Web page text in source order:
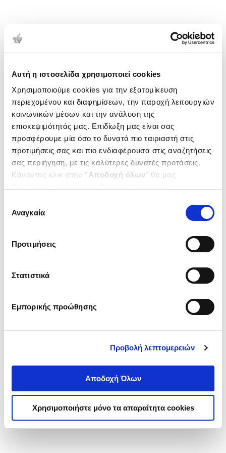
Αυτή η ιστοσελίδα χρησιμοποιεί cookies
Χρησιμοποιούμε cookies για την εξατομίκευση
περιεχομένου και διαφημίσεων, την παροχή λειτουργιών
κοινωνικών μέσων και την ανάλυση της
επισκεψιμότητάς μας. Επιδίωξη μας είναι σας
προσφέρουμε μία όσο το δυνατό πιο ταιριαστή στις
προτιμήσεις σας και πιο ενδιαφέρουσα στις αναζητήσεις
σας περιήγηση, με τις καλύτερες δυνατές προτάσεις.
Κάνοντας κλικ στην ‘’Αποδοχή όλων’’ θα μας
ενδιαφέρουν και να επιλέξετε από τα παρακάτω με την
΄΄και να ενημερωθείτε σχετικά με
συγκατάθεσης
Αναγκαία
Προτιμήσεις
Στατιστικά
Εμπορικής προώθησης
Προβολή λεπτομερειών
Αποδοχή Όλων
Χρησιμοποιήστε μόνο τα απαραίτητα cookies